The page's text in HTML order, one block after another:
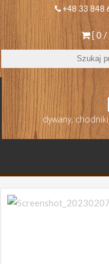
+48 33 848
[ 0 /
dywany,